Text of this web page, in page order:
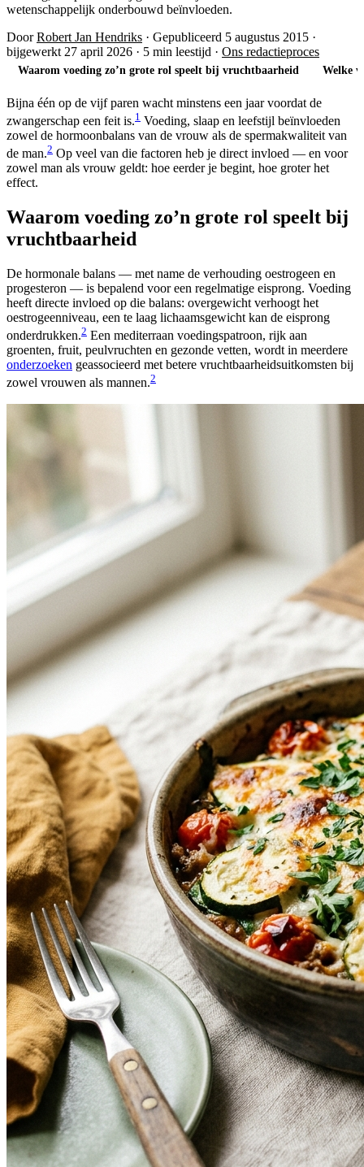
wetenschappelijk onderbouwd beïnvloeden.
DoorRobert Jan Hendriks · Gepubliceerd 5 augustus 2015 ·
bijgewerkt 27 april 2026 · 5 min leestijd · Ons redactieproces
Waarom voeding zo’n grote rol speelt bij vruchtbaarheid Welke
Bijna één op de vijf paren wacht minstens een jaar voordat de
zwangerschap een feit is.1 Voeding, slaap en leefstijl beïnvloeden
zowel de hormoonbalans van de vrouw als de spermakwaliteit van
de man.2 Op veel van die factoren heb je direct invloed — en voor
zowel man als vrouw geldt: hoe eerder je begint, hoe groter het
effect.
Waarom voeding zo’n grote rol speelt bij
vruchtbaarheid
De hormonale balans — met name de verhouding oestrogeen en
progesteron — is bepalend voor een regelmatige eisprong. Voeding
heeft directe invloed op die balans: overgewicht verhoogt het
oestrogeenniveau, een te laag lichaamsgewicht kan de eisprong
onderdrukken.2 Een mediterraan voedingspatroon, rijk aan
groenten, fruit, peulvruchten en gezonde vetten, wordt in meerdere
onderzoeken geassocieerd met betere vruchtbaarheidsuitkomsten bij
zowel vrouwen als mannen.2